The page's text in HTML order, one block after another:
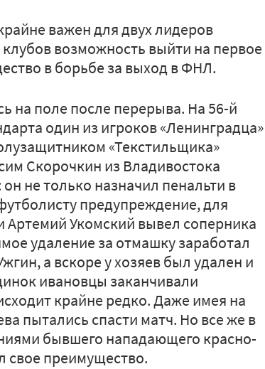
важен для двух лидеров
возможность выйти на первое
в борьбе за выход в ФНЛ.
на поле после перерыва. На 56-й
один из игроков «Ленинградца»
«Текстильщика»
Скорочкин из Владивостока
не только назначил пенальти в
предупреждение, для
Артемий Укомский вывел соперника
удаление за отмашку заработал
а вскоре у хозяев был удален и
ивановцы заканчивали
крайне редко. Даже имея на
пытались спасти матч. Но все же в
бывшего нападающего красно-
свое преимущество.